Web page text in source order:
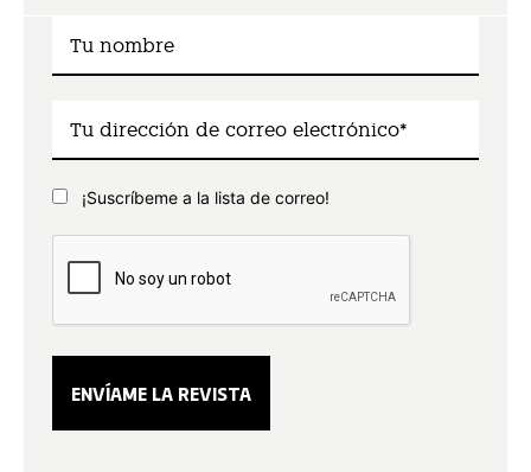
¡Suscríbeme a la lista de correo!